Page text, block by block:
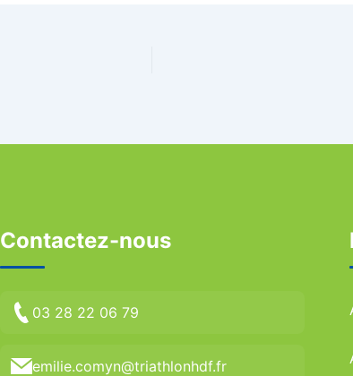
Contactez-nous
03 28 22 06 79
emilie.comyn@triathlonhdf.fr